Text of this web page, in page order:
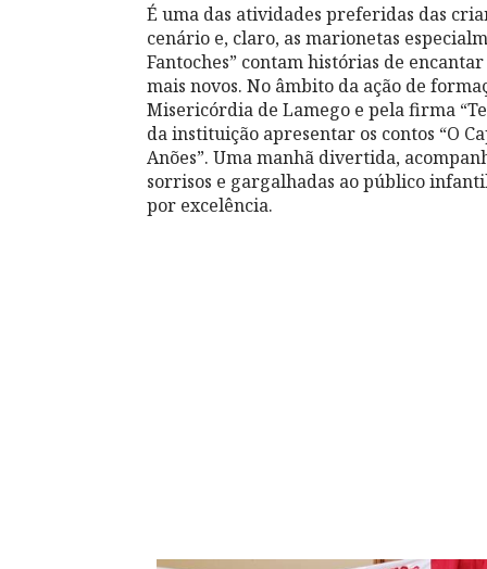
É uma das atividades preferidas das
cenário e, claro, as marionetas
Fantoches” contam histórias de
mais novos. No âmbito da ação de
Misericórdia de Lamego e pela firma
da instituição apresentar os contos “O
Anões”. Uma manhã divertida,
sorrisos e gargalhadas ao público
por excelência.